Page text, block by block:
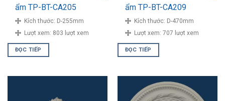
ẩm TP-BT-CA205
Kích thước: D-255mm
Lượt xem: 803 lượt xem
ĐỌC TIẾP
ẩm TP-BT-CA209
Kích thước: D-470mm
Lượt xem: 707 lượt xem
ĐỌC TIẾP